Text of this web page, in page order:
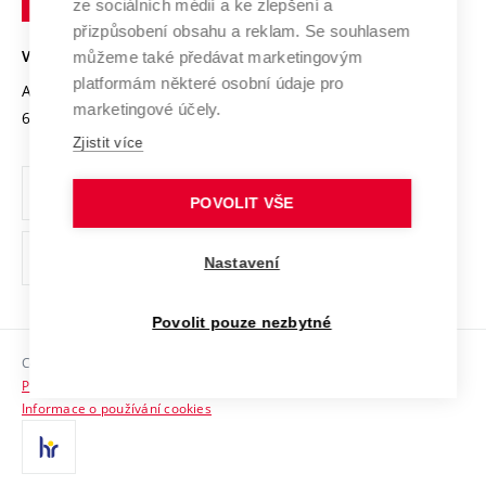
Open Science
Projekty
Projekty ze strukturálních fondů
Specifický výzkum
Univerzitní sítě
Bezpečná univerzita
Vyznamenání
Organizační struktura
Ochrana osobních údajů
odkaz)
Sociální bezpečí
HR Award
Kontakty
VYSOKÉ UČENÍ TECHNICKÉ V BRNĚ
Antonínská 548/1
602 00 Brno
www.vut.cz
vut@vutbr.cz
Copyright © 2026 VUT
Prohlášení o přístupnosti
Informace o používání cookies
ze sociálních médií a ke zlepšení a
přizpůsobení obsahu a reklam. Se souhlasem
můžeme také předávat marketingovým
platformám některé osobní údaje pro
marketingové účely.
Zjistit více
POVOLIT VŠE
Nastavení
Povolit pouze nezbytné